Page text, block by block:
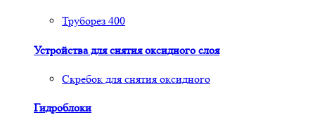
Труборез 400
Устройства для снятия окcидного слоя
Скребок для снятия оксидного
Гидроблоки